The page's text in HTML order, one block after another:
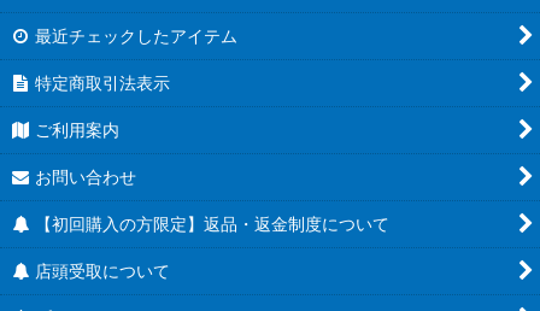
未開封パック
未開封BOX
サプライ
その他
ブースターパック 誇り高き戦闘民族 [FB08]
ブースターパック 神龍への願い[FB07]
MANGA BOOSTER 01[SB01]
チャンピオンシップ
アルティメットバトル
最近チェックしたアイテム
特定商取引法表示
ご利用案内
お問い合わせ
【初回購入の方限定】返品・返金制度について
店頭受取について